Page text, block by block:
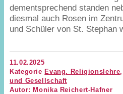
dementsprechend standen
diesmal auch Rosen im
und Schüler von St. Stephan
11.02.2025
Kategorie Evang. Religionslehre,
und Gesellschaft
Autor: Monika Reichert-Hafner